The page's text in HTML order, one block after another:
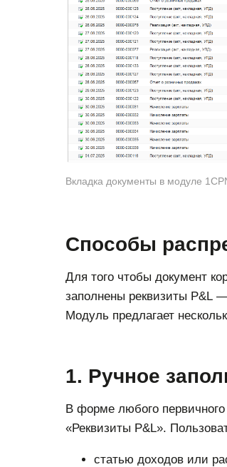
Вкладка документы в модуле
Способы
Для того чтобы документ
заполнены реквизиты P&L
Модуль предлагает
1. Ручное
В форме любого
«Реквизиты P&L».
статью доходов или